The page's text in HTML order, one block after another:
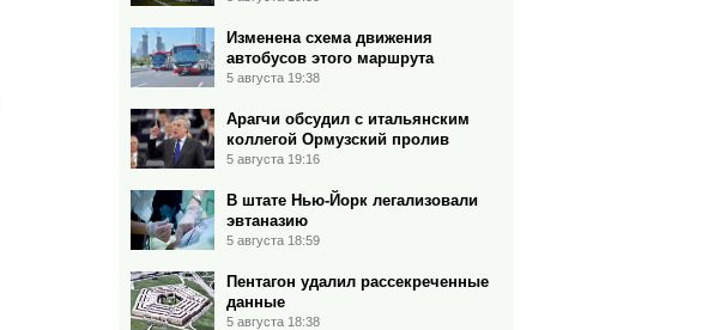
Изменена схема движения
автобусов этого маршрута
5 августа 19:38
Арагчи обсудил с итальянским
коллегой Ормузский пролив
5 августа 19:16
В штате Нью-Йорк легализовали
эвтаназию
5 августа 18:59
Пентагон удалил рассекреченные
данные
5 августа 18:38